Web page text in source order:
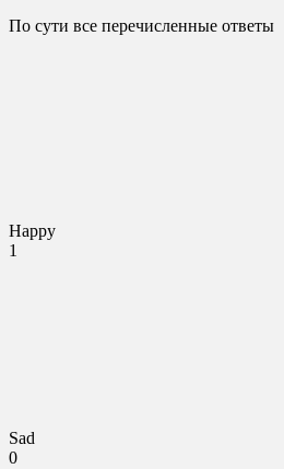
По сути все перечисленные ответы
Happy
1
Sad
0